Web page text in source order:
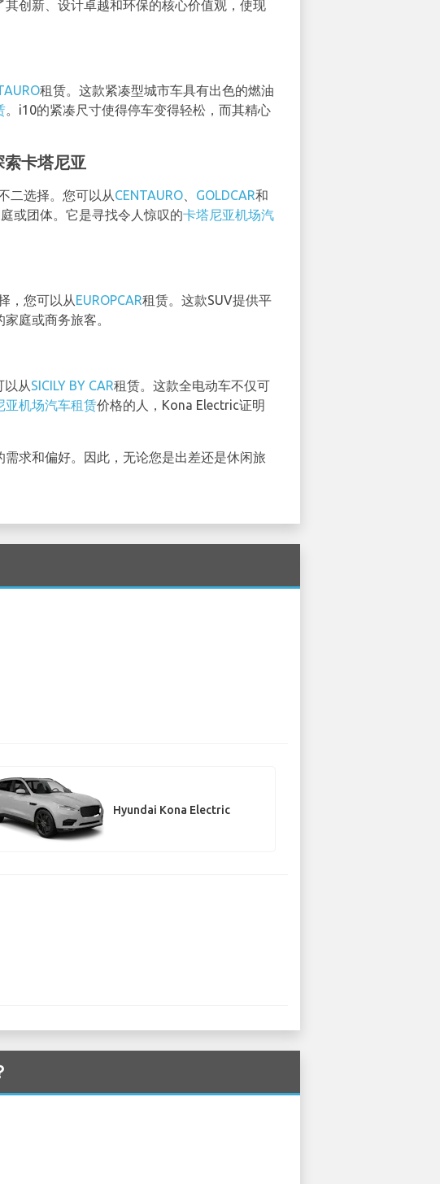
创新、设计卓越和环保的核心价值观，使现
租赁。这款紧凑型城市车具有出色的燃油
。i10的紧凑尺寸使得停车变得轻松，而其精心
卡塔尼亚
二选择。您可以从CENTAURO GOLDCAR和
或团体。它是寻找令人惊叹的卡塔尼亚机场汽
，您可以从EUROPCAR租赁。这款SUV提供平
庭或商务旅客。
以从SICILY BY CAR租赁。这款全电动车不仅可
亚机场汽车租赁价格的人，Kona Electric证明
求和偏好。因此，无论您是出差还是休闲旅
Hyundai Kona Electric